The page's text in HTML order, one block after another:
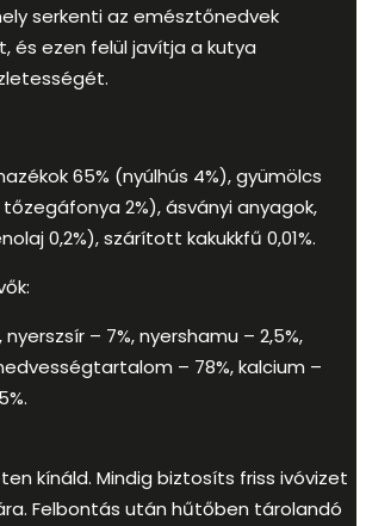
serkenti az emésztőnedvek
és ezen felül javítja a kutya
65% (nyúlhús 4%), gyümölcs
2%), ásványi anyagok,
0,2%), szárított kakukkfű 0,01%.
– 7%, nyershamu – 2,5%,
– 78%, kalcium –
kínáld. Mindig biztosíts friss ivóvizet
Felbontás után hűtőben tárolandó